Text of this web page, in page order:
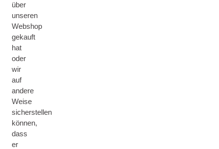
über
unseren
Webshop
gekauft
hat
oder
wir
auf
andere
Weise
sicherstellen
können,
dass
er